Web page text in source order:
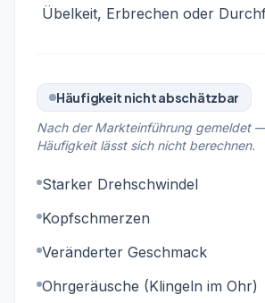
Übelkeit, Erbrechen oder
Häufigkeit nicht abschätzbar
Nach der Markteinführung gemeldet
Häufigkeit lässt sich nicht berechnen.
Starker Drehschwindel
Kopfschmerzen
Veränderter Geschmack
Ohrgeräusche (Klingeln im Ohr)